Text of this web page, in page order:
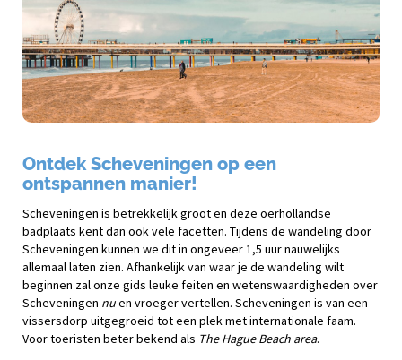
Ontdek Scheveningen op een
ontspannen manier!
Scheveningen is betrekkelijk groot en deze oerhollandse
badplaats kent dan ook vele facetten. Tijdens de wandeling door
Scheveningen kunnen we dit in ongeveer 1,5 uur nauwelijks
allemaal laten zien. Afhankelijk van waar je de wandeling wilt
beginnen zal onze gids leuke feiten en wetenswaardigheden over
Scheveningen nuen vroeger vertellen. Scheveningen is van een
vissersdorp uitgegroeid tot een plek met internationale faam.
Voor toeristen beter bekend als The Hague Beach area.